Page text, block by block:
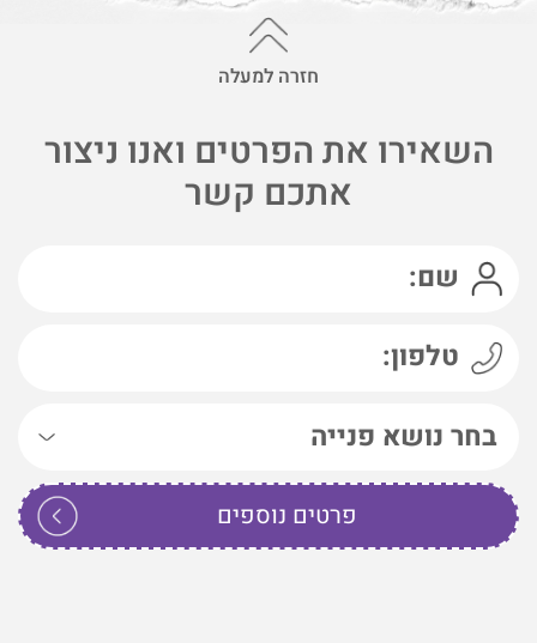
חזרה למעלה
השאירו את הפרטים ואנו ניצור
אתכם קשר